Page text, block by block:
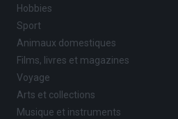
Hobbies
Sport
Animaux domestiques
Films, livres et magazines
Voyage
Arts et collections
Musique et instruments